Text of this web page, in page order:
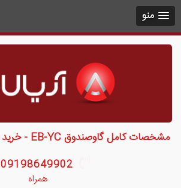
منو
مشخصات کامل گاوصندوق EB-YC - خرید ارزان با ضمانت کالا
09198649902
همراه